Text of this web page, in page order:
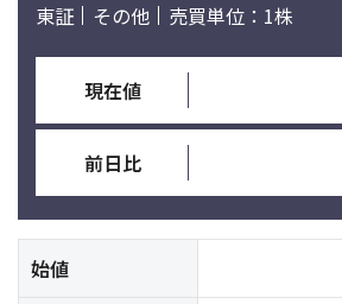
東証 その他 売買単位：1株
現在値
前日比
始値